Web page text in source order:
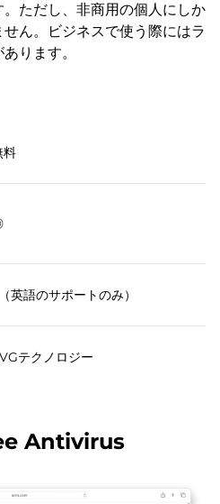
ただし、非商用の個人にしか
ん。ビジネスで使う際にはラ
ります。
料
英語のサポートのみ）
テクノロジー
Antivirus